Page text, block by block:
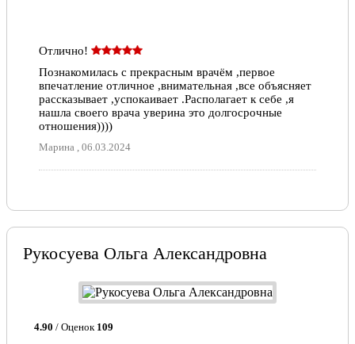
Отлично!
Познакомилась с прекрасным врачём ,первое
впечатление отличное ,внимательная ,все объясняет
рассказывает ,успокаивает .Располагает к себе ,я
нашла своего врача уверина это долгосрочные
отношения))))
Марина , 06.03.2024
Рукосуева Ольга Александровна
4.90 / Оценок 109